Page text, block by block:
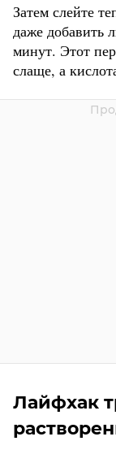
Затем слейте
даже добавить
минут. Этот
слаще, а
Лайфхак